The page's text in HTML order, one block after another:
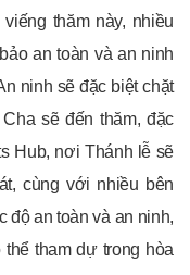
thăm này, nhiều
an toàn và an ninh
ninh sẽ đặc biệt chặt
sẽ đến thăm, đặc
Hub, nơi Thánh lễ sẽ
cùng với nhiều bên
độ an toàn và an ninh,
tham dự trong hòa